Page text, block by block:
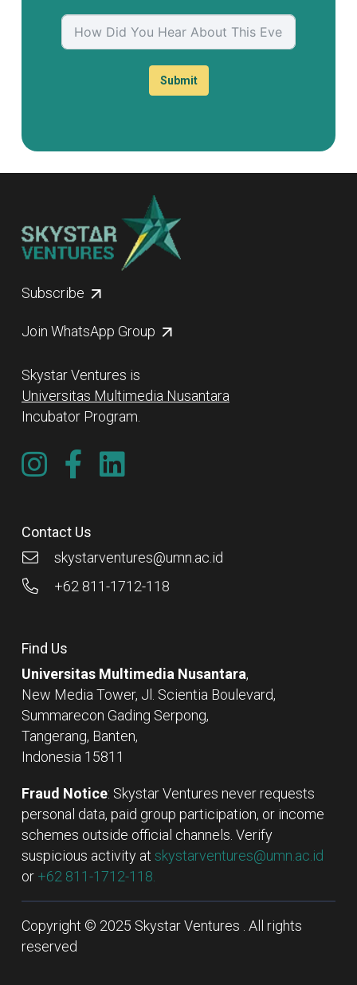
Submit
Subscribe
Join WhatsApp Group
Skystar Ventures is
Universitas Multimedia Nusantara
Incubator Program.
Contact Us
skystarventures@umn.ac.id
+62 811-1712-118
Find Us
Universitas Multimedia Nusantara,
New Media Tower, Jl. Scientia Boulevard,
Summarecon Gading Serpong,
Tangerang, Banten,
Indonesia 15811
Fraud Notice: Skystar Ventures never requests
personal data, paid group participation, or income
schemes outside official channels. Verify
suspicious activity at skystarventures@umn.ac.id
or +62 811-1712-118.
Copyright © 2025 Skystar Ventures . All rights
reserved